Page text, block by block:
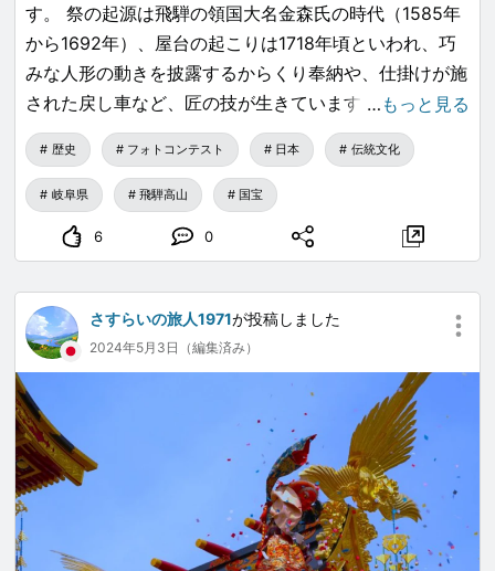
す。 祭の起源は飛騨の領国大名金森氏の時代（1585年
から1692年）、屋台の起こりは1718年頃といわれ、巧
みな人形の動きを披露するからくり奉納や、仕掛けが施
された戻し車など、匠の技が生きています。
生で見るのは初めてで今までニュースや動画でしか見た
ことがなく、凄く新鮮で幻想的な世界観に触れることが
できました、私自身写真の技術はまだまだ未熟ですが、
見た時の感動を伝えたいのが思いとしてあるのですが…
… もっと見る
歴史 フォトコンテスト 日本 伝統文化
岐阜県 飛騨高山 国宝
6 0
さすらいの旅人1971が投稿しました
2024年5月3日（編集済み）